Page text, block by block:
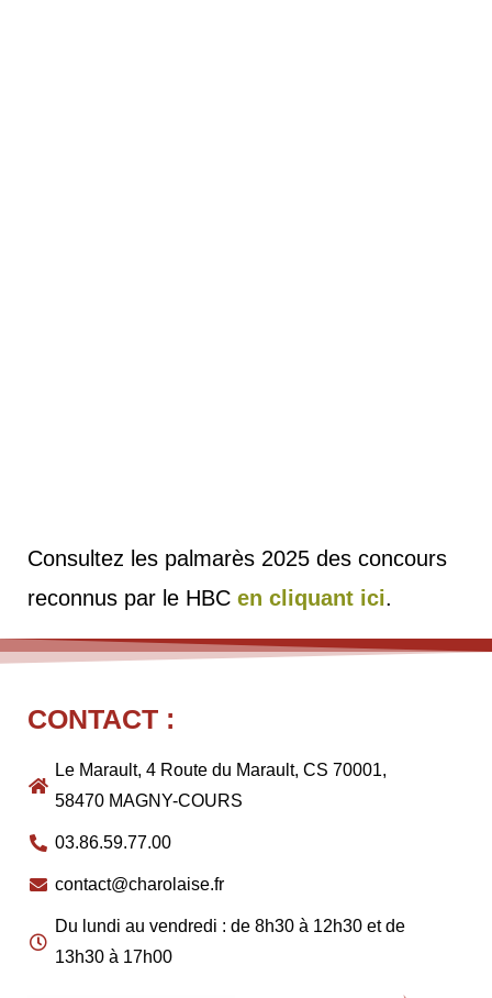
Consultez les palmarès 2025 des concours
reconnus par le HBC en cliquant ici.
CONTACT :
Le Marault, 4 Route du Marault, CS 70001,
58470 MAGNY-COURS
03.86.59.77.00
contact@charolaise.fr
Du lundi au vendredi : de 8h30 à 12h30 et de
13h30 à 17h00